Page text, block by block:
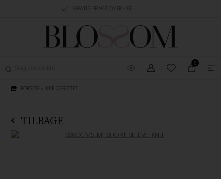
GRATIS FRAGT OVER 499,-
0
FORSIDE » IKKE OPRETTET
TILBAGE